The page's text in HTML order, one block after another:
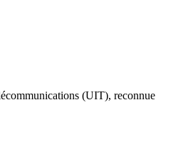
(UIT), reconnue